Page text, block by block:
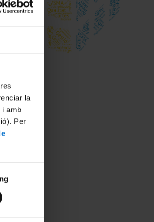
la
i amb
Per